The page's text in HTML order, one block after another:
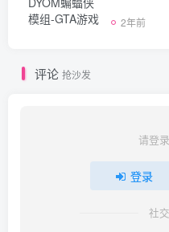
2年前
评论 抢沙发
请登
登录
社